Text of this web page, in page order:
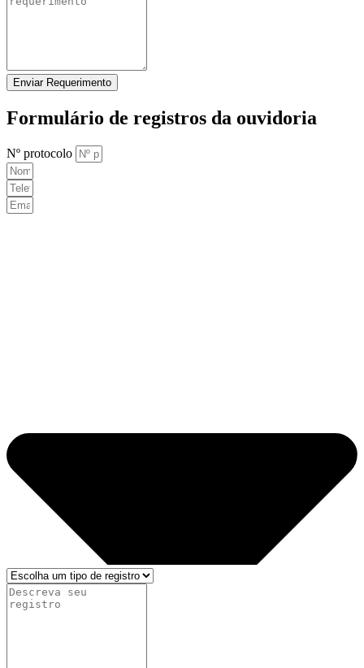
Enviar Requerimento
Formulário de registros da ouvidoria
Nº protocolo